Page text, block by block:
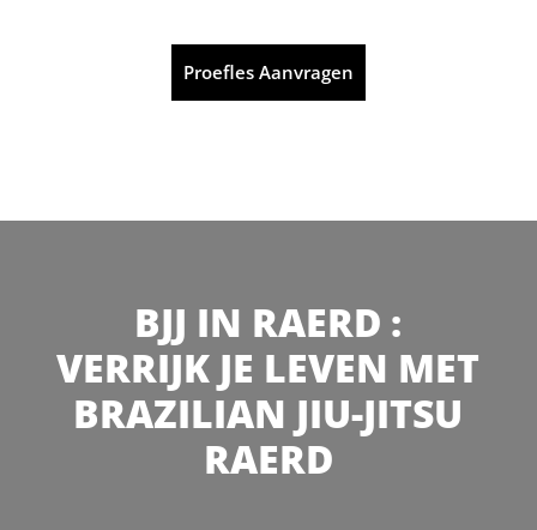
Proefles Aanvragen
BJJ IN RAERD :
VERRIJK JE LEVEN MET
BRAZILIAN JIU-JITSU
RAERD